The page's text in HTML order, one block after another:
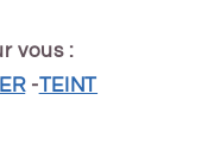
vous :
-TEINT